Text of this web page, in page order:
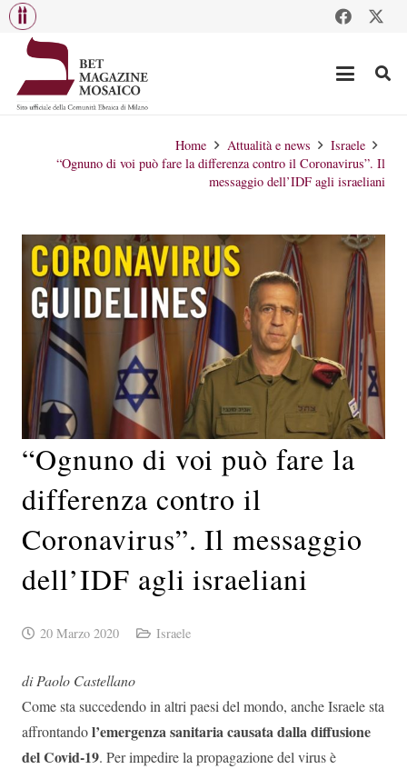
Home Attualità e news
Israele
“Ognuno di voi può fare la differenza contro il Coronavirus”. Il
messaggio dell’IDF agli israeliani
“Ognuno di voi può fare la
differenza contro il
Coronavirus”. Il messaggio
dell’IDF agli israeliani
20 Marzo 2020 Israele
di Paolo Castellano
Come sta succedendo in altri paesi del mondo, anche Israele sta
affrontandol’emergenza sanitaria causata dalla diffusione
del Covid-19. Per impedire la propagazione del virus è